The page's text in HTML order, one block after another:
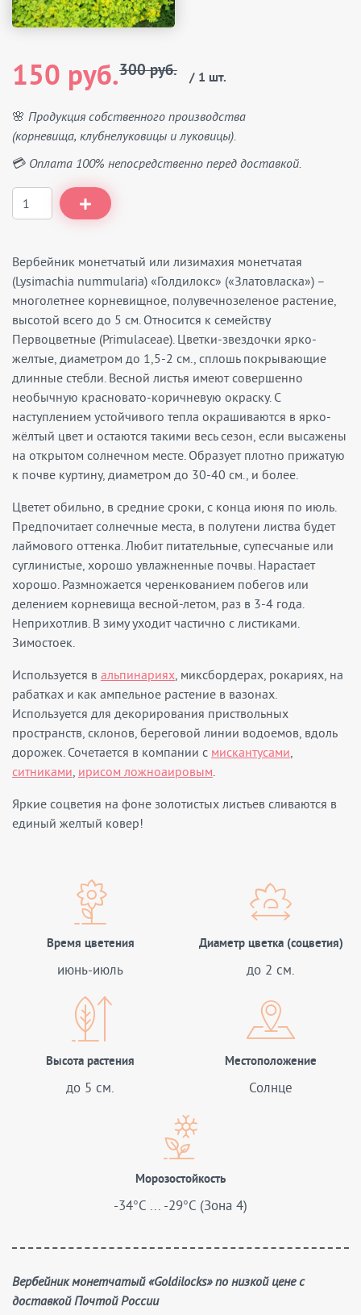
150 руб.300 руб. / 1 шт.
🌸 Продукция собственного производства
(корневища, клубнелуковицы и луковицы).
💳 Оплата 100% непосредственно перед доставкой.
Вербейник монетчатый или лизимахия монетчатая
(Lysimachia nummularia) «Голдилокс» («Златовласка») –
многолетнее корневищное, полувечнозеленое растение,
высотой всего до 5 см. Относится к семейству
Первоцветные (Primulaceae). Цветки-звездочки ярко-
желтые, диаметром до 1,5-2 см., сплошь покрывающие
длинные стебли. Весной листья имеют совершенно
необычную красновато-коричневую окраску. С
наступлением устойчивого тепла окрашиваются в ярко-
жёлтый цвет и остаются такими весь сезон, если высажены
на открытом солнечном месте. Образует плотно прижатую
к почве куртину, диаметром до 30-40 см., и более.
Цветет обильно, в средние сроки, с конца июня по июль.
Предпочитает солнечные места, в полутени листва будет
лаймового оттенка. Любит питательные, супесчаные или
суглинистые, хорошо увлажненные почвы. Нарастает
хорошо. Размножается черенкованием побегов или
делением корневища весной-летом, раз в 3-4 года.
Неприхотлив. В зиму уходит частично с листиками.
Зимостоек.
Используется в альпинариях, миксбордерах, рокариях, на
рабатках и как ампельное растение в вазонах.
Используется для декорирования приствольных
пространств, склонов, береговой линии водоемов, вдоль
дорожек. Сочетается в компании с мискантусами,
ситниками, ирисом ложноаировым.
Яркие соцветия на фоне золотистых листьев сливаются в
единый желтый ковер!
Время цветения
июнь-июль
Диаметр цветка (соцветия)
до 2 см.
Высота растения
до 5 см.
Местоположение
Солнце
Морозостойкость
-34°C ... -29°C (Зона 4)
Вербейник монетчатый «Goldilocks» по низкой цене с
доставкой Почтой России